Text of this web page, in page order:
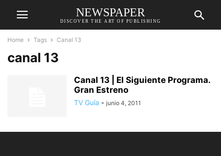
NEWSPAPER
DISCOVER THE ART OF PUBLISHING
Home Tags Canal 13
canal 13
Canal 13 | El Siguiente Programa.
Gran Estreno
TV Guía - junio 4, 2011